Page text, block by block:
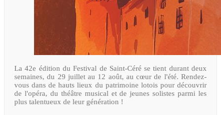
La 42e édition du Festival de Saint-Céré se tient durant deux
semaines, du 29 juillet au 12 août, au cœur de l'été. Rendez-
vous dans de hauts lieux du patrimoine lotois pour découvrir
de l'opéra, du théâtre musical et de jeunes solistes parmi les
plus talentueux de leur génération !